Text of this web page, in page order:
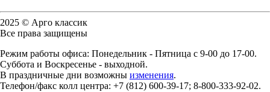
2025 © Арго классик
Все права защищены
Режим работы офиса: Понедельник - Пятница с 9-00 до 17-00.
Суббота и Воскресенье - выходной.
В праздничные дни возможны изменения.
Телефон/факс колл центра: +7 (812) 600-39-17; 8-800-333-92-02.